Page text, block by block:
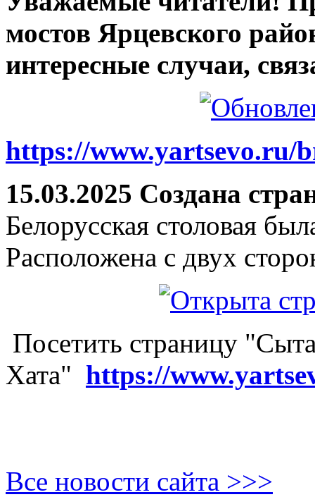
мостов Ярцевского
интересные случаи,
https://www.yartsevo.ru/
15.03.2025 Создана
Белорусская столовая
Расположена с двух
Посетить страницу
Хата" https://
Все новости сайта >>>